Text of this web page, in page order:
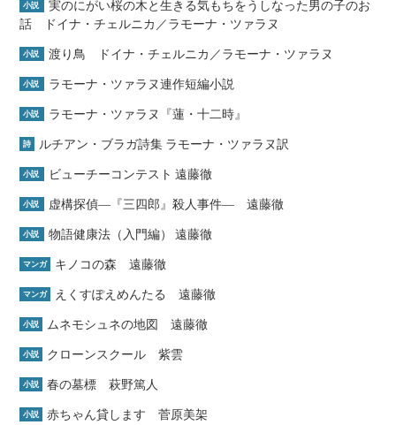
小説
実のにがい桜の木と生きる気もちをうしなった男の子のお
話 ドイナ・チェルニカ／ラモーナ・ツァラヌ
小説 渡り鳥 ドイナ・チェルニカ／ラモーナ・ツァラヌ
小説 ラモーナ・ツァラヌ連作短編小説
小説 ラモーナ・ツァラヌ『蓮・十二時』
詩 ルチアン・ブラガ詩集 ラモーナ・ツァラヌ訳
小説 ビューチーコンテスト 遠藤徹
小説 虚構探偵―『三四郎』殺人事件― 遠藤徹
小説 物語健康法（入門編） 遠藤徹
マンガ キノコの森 遠藤徹
マンガ えくすぽえめんたる 遠藤徹
小説 ムネモシュネの地図 遠藤徹
小説 クローンスクール 紫雲
小説 春の墓標 萩野篤人
小説 赤ちゃん貸します 菅原美架